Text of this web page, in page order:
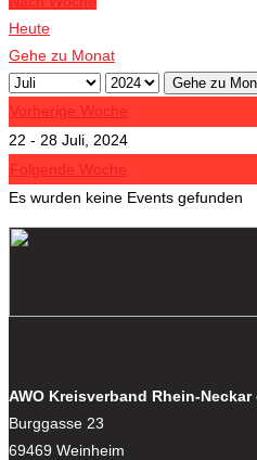
Heute
Gehe zu Monat
Gehe zu
Vorherige Woche
22 - 28 Juli, 2024
Folgende Woche
Es wurden keine Events gefunden
AWO Kreisverband Rhein-Neckar
Burggasse 23
69469 Weinheim